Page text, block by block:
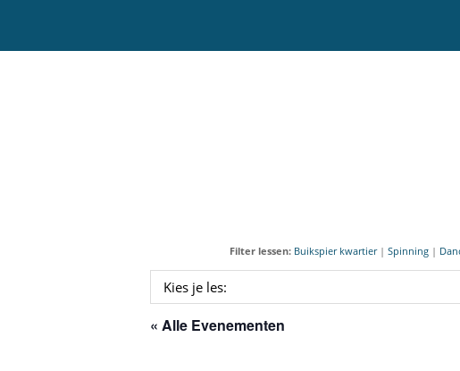
Filter lessen: Buikspier kwartier| Spinning|
« Alle Evenementen